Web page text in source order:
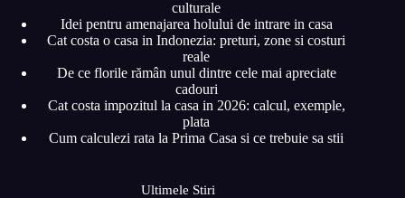
culturale
Idei pentru amenajarea holului de intrare in casa
Cat costa o casa in Indonezia: preturi, zone si costuri
reale
De ce florile rămân unul dintre cele mai apreciate
cadouri
Cat costa impozitul la casa in 2026: calcul, exemple,
plata
Cum calculezi rata la Prima Casa si ce trebuie sa stii
Ultimele Stiri